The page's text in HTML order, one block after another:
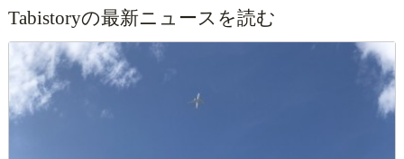
Tabistoryの最新ニュースを読む